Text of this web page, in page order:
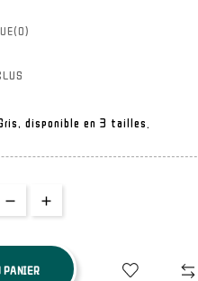
disponible en 3 tailles.
PANIER